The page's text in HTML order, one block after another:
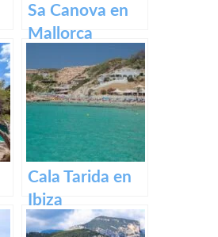
Sa Canova en
Mallorca
Cala Tarida en
Ibiza